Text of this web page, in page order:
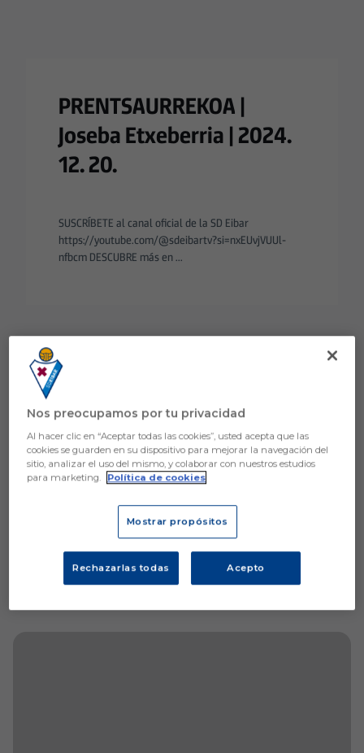
PRENTSAURREKOA |
Joseba Etxeberria | 2024.
12. 20.
SUSCRÍBETE al canal oficial de la SD Eibar
https://youtube.com/@sdeibartv?si=nxEUvjVUUl-
nfbcm DESCUBRE más en ...
Aún no hay reacciones. ¡Sé el primero!
Nos preocupamos por tu privacidad
Al hacer clic en “Aceptar todas las cookies”, usted acepta que las
cookies se guarden en su dispositivo para mejorar la navegación del
sitio, analizar el uso del mismo, y colaborar con nuestros estudios
para marketing.
Política de cookies
Mostrar propósitos
Rechazarlas todas Acepto